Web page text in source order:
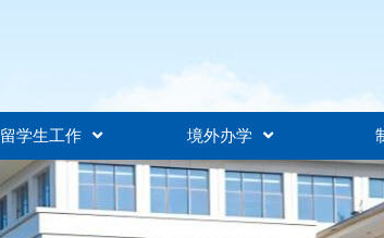
留学生工作 境外办学